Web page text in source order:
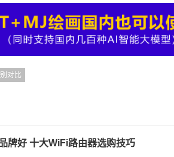
对比
牌好 十大WiFi路由器选购技巧